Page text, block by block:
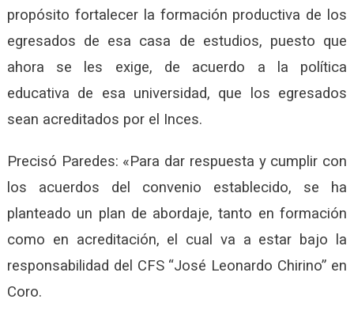
propósito fortalecer la formación productiva de los
egresados de esa casa de estudios, puesto que
ahora se les exige, de acuerdo a la política
educativa de esa universidad, que los egresados
sean acreditados por el Inces.
Precisó Paredes: «Para dar respuesta y cumplir con
los acuerdos del convenio establecido, se ha
planteado un plan de abordaje, tanto en formación
como en acreditación, el cual va a estar bajo la
responsabilidad del CFS “José Leonardo Chirino” en
Coro.